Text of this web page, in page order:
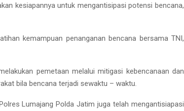
kesiapannya untuk mengantisipasi potensi bencana,
kemampuan penanganan bencana bersama TNI,
pemetaan melalui mitigasi kebencanaan dan
bila bencana terjadi sewaktu – waktu.
Lumajang Polda Jatim juga telah mengantisiapasi